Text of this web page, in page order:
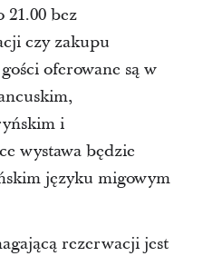
21.00 bez
czy zakupu
oferowane są w
i
wystawa będzie
języku migowym
rezerwacji jest